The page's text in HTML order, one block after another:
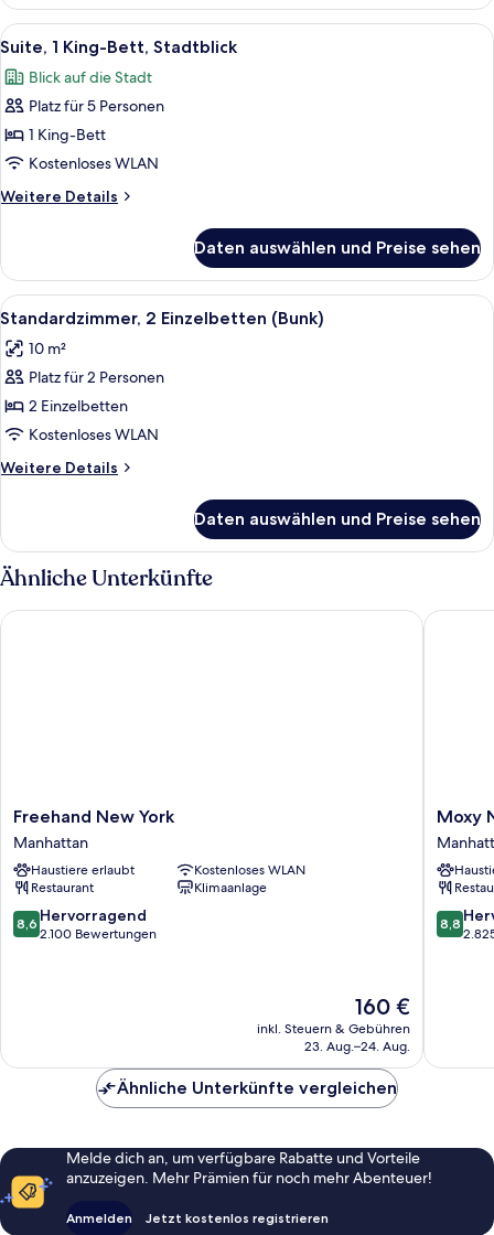
1 King-
Bett
Alle
Fotos
für
Suite,
1 King-
Bett,
Stadtblick
anzeigen
Ein modernes Schlafzimmer mit
7
Suite, 1 King-Bett, Stadtblick
Blick auf die Stadt
Platz für 5 Personen
1 King-Bett
Kostenloses WLAN
Weitere Details
Weitere
1 King-
Bett,
Stadtblick
Daten auswählen und Preise sehen
Alle
Fotos
für
Standardzimmer,
2 Einzelbetten
(Bunk)
anzeigen
Ein Schlafraum mit Etagenbetten,
5
Standardzimmer, 2 Einzelbetten (Bunk)
10 m²
Platz für 2 Personen
2 Einzelbetten
Kostenloses WLAN
Weitere Details
Weitere
2 Einzelbetten
(Bunk)
Daten auswählen und Preise sehen
Ähnliche Unterkünfte
Freehand
New
York
Manhattan
Freehand New York
Manhattan
Haustiere erlaubt
Kostenloses WLAN
Restaurant
Klimaanlage
8.6
von
8,6 Hervorragend
2.100 Bewertungen
Der
Preis
beträgt
160 €
inkl. Steuern & Gebühren
23. Aug.–24. Aug.
Freehand New York
Moxy
NYC
Times
Square
Moxy
8.8
von
8,8
Moxy
Ähnliche Unterkünfte vergleichen
Melde dich an, um verfügbare Rabatte und Vorteile
anzuzeigen. Mehr Prämien für noch mehr Abenteuer!
Anmelden Jetzt kostenlos registrieren